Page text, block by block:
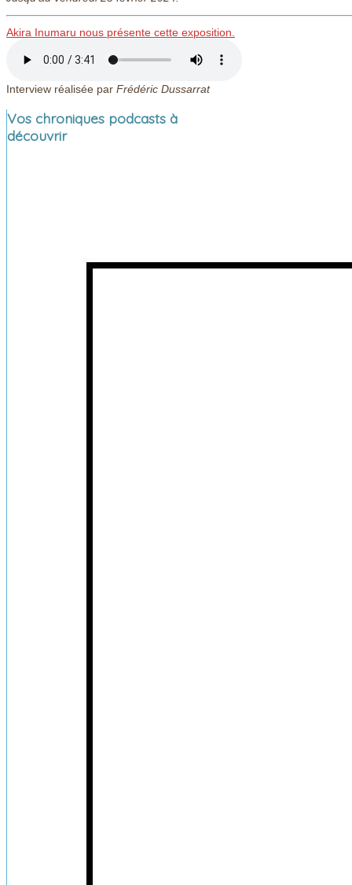
Akira Inumaru nous présente cette exposition.
Interview réalisée par Frédéric Dussarrat
Vos chroniques podcasts à
découvrir